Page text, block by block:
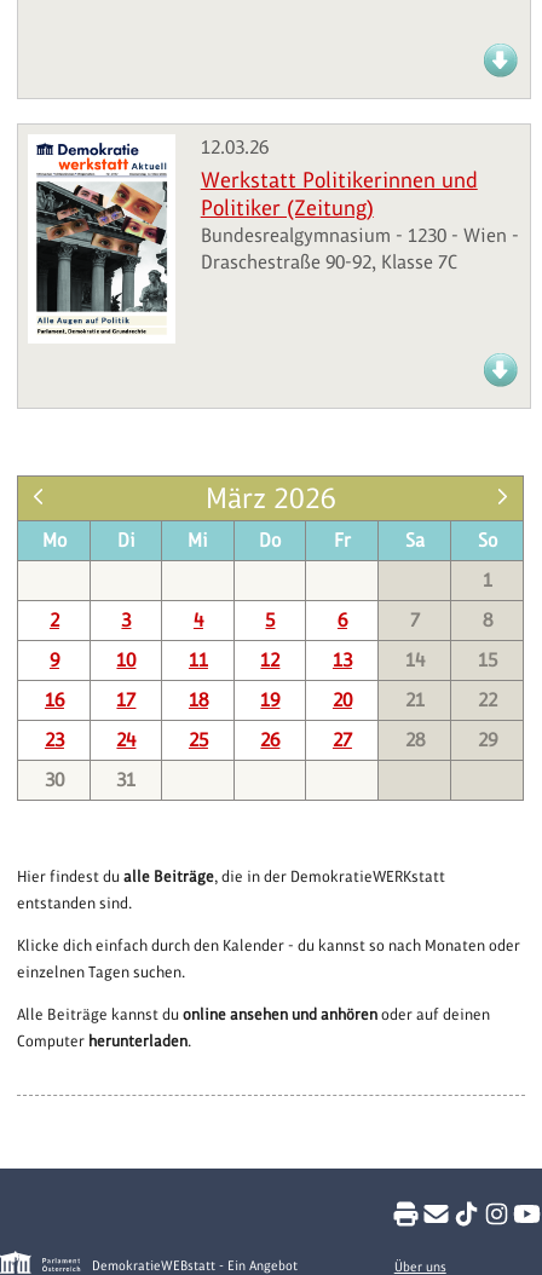
12.03.26
Werkstatt Politikerinnen und
Politiker (Zeitung)
Bundesrealgymnasium - 1230 - Wien -
Draschestraße 90-92, Klasse 7C
März 2026
Mo Di Mi Do Fr Sa
So
1
2
3 4 5 6 7
8
9
10 11 12 13 14
15
16
17 18 19 20 21
22
23
24 25 26 27 28
29
30
31
Hier findest dualle Beiträge, die in der DemokratieWERKstatt
entstanden sind.
Klicke dich einfach durch den Kalender - du kannst so nach Monaten oder
einzelnen Tagen suchen.
Alle Beiträge kannst duonline ansehen und anhören oder auf deinen
Computer herunterladen.
DemokratieWEBstatt - Ein Angebot Über uns